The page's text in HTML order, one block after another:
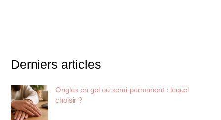
Derniers articles
Ongles en gel ou semi-permanent : lequel
choisir ?